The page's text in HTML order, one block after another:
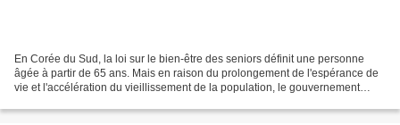
En Corée du Sud, la loi sur le bien-être des seniors définit une personne
âgée à partir de 65 ans. Mais en raison du prolongement de l'espérance de
vie et l'accélération du vieillissement de la population, le gouvernement